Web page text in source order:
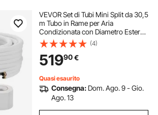
VEVOR Set di Tubi Mini Split da 30,5
m Tubo in Rame per Aria
Condizionata con Diametro Esterno
di 9,5 e 15,9 mm, Nastri di
Fissaggio, per Condizionatori Aria
HVAC o Sistemi a Pompa di Calore
(4)
51990€
Quasi esaurito
Consegna: Dom. Ago. 9 - Gio.
Ago. 13